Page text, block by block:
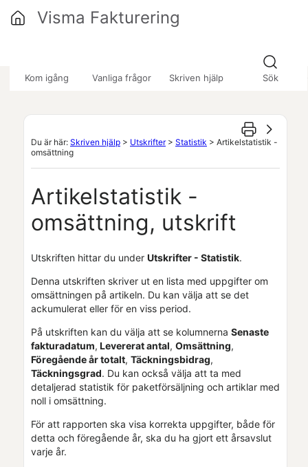
Kom igång Vanliga frågor Skriven hjälp Sök
Visma Fakturering
Du är här: Skriven hjälp > Utskrifter> Statistik > Artikelstatistik -
omsättning
Artikelstatistik -
omsättning, utskrift
Utskriften hittar du under Utskrifter - Statistik.
Denna utskriften skriver ut en lista med uppgifter om
omsättningen på artikeln. Du kan välja att se det
ackumulerat eller för en viss period.
På utskriften kan du välja att se kolumnerna Senaste
fakturadatum, Levererat antal, Omsättning,
Föregående år totalt, Täckningsbidrag,
Täckningsgrad. Du kan också välja att ta med
detaljerad statistik för paketförsäljning och artiklar med
noll i omsättning.
För att rapporten ska visa korrekta uppgifter, både för
detta och föregående år, ska du ha gjort ett årsavslut
varje år.